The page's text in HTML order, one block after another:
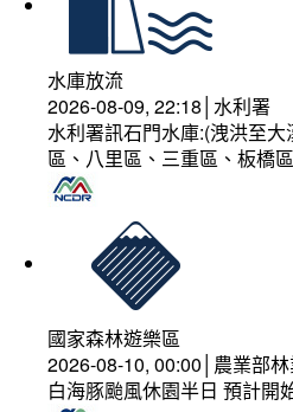
水庫放流
2026-08-09, 22:18│水利署
水利署訊石門水庫:(洩洪至
區、八里區、三重區、板橋
國家森林遊樂區
2026-08-10, 00:00│農業部
白海豚颱風休園半日 預計